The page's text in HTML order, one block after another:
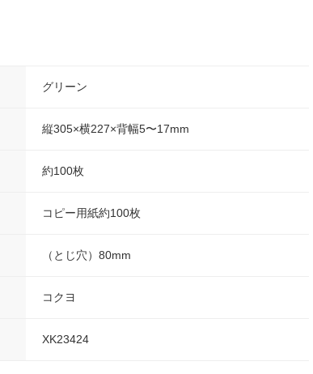
グリーン
縦305×横227×背幅5〜17mm
約100枚
コピー用紙約100枚
（とじ穴）80mm
コクヨ
XK23424